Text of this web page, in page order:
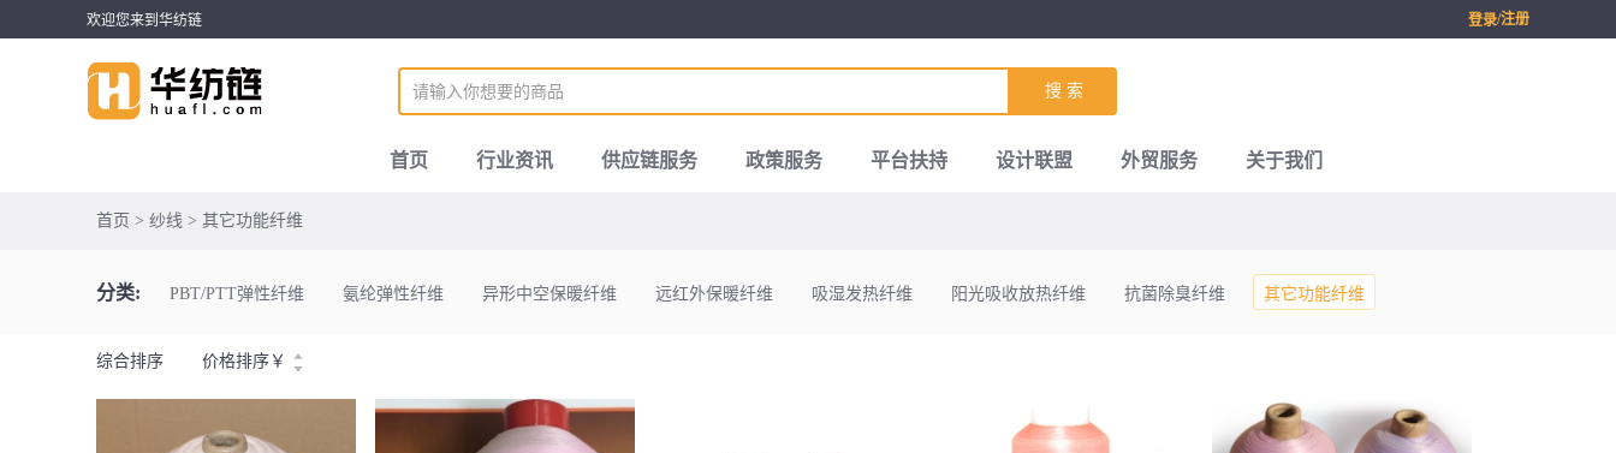
欢迎您来到华纺链 登录/注册
搜 索
首页 行业资讯 供应链服务 政策服务 平台扶持 设计联盟 外贸服务 关于我们
首页 > 纱线 > 其它功能纤维
分类: PBT/PTT弹性纤维 氨纶弹性纤维 异形中空保暖纤维 远红外保暖纤维 吸湿发热纤维 阳光吸收放热纤维 抗菌除臭纤维 其它功能纤维
综合排序 价格排序 ￥